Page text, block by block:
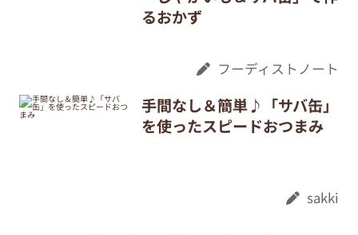
るおかず
フーディストノート
手間なし＆簡単♪「サバ缶」
を使ったスピードおつまみ
sakki